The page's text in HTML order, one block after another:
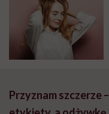
Przyznam szczerze